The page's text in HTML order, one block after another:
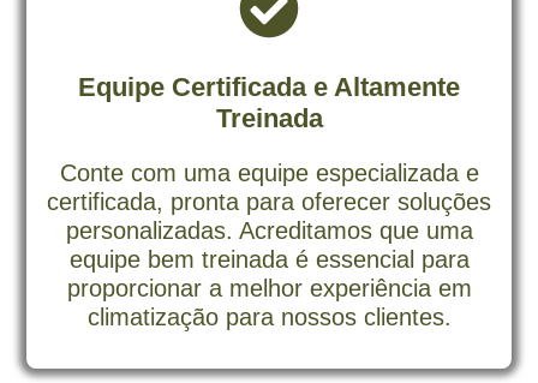
Equipe Certificada e Altamente
Treinada
Conte com uma equipe especializada e
certificada, pronta para oferecer soluções
personalizadas. Acreditamos que uma
equipe bem treinada é essencial para
proporcionar a melhor experiência em
climatização para nossos clientes.